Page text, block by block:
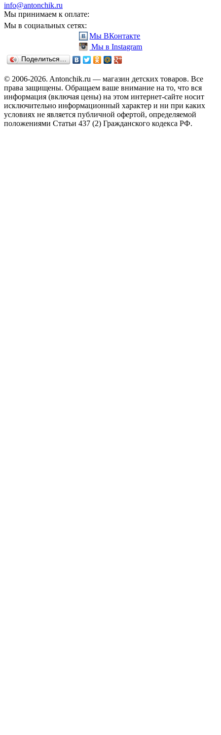
info@antonchik.ru
Мы принимаем к оплате:
Мы в социальных сетях:
Мы ВКонтакте
Мы в Instagram
Поделиться…
© 2006-2026. Antonchik.ru — магазин детских товаров. Все
права защищены. Обращаем ваше внимание на то, что вся
информация (включая цены) на этом интернет-сайте носит
исключительно информационный характер и ни при каких
условиях не является публичной офертой, определяемой
положениями Статьи 437 (2) Гражданского кодекса РФ.